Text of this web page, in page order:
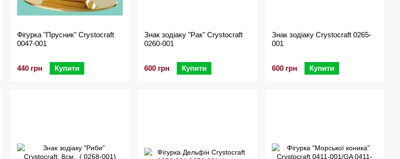
Фігурка "Прусник" Crystocraft
0047-001
440 грн Купити
Знак зодіаку "Рак" Crystocraft
0260-001
600 грн Купити
Знак зодіаку Crystocraft 0265-
001
600 грн Купити